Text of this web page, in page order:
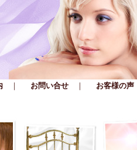
｜ お問い合せ ｜ お客様の声